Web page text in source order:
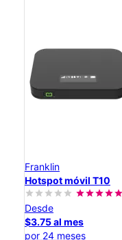
Franklin
Hotspot móvil T10
Desde
$3.75 al mes
por 24 meses